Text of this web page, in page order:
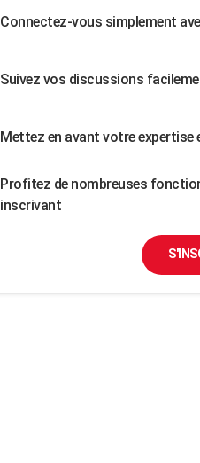
Connectez-vous simplement
Suivez vos discussions
Mettez en avant votre expertise
Profitez de nombreuses
inscrivant